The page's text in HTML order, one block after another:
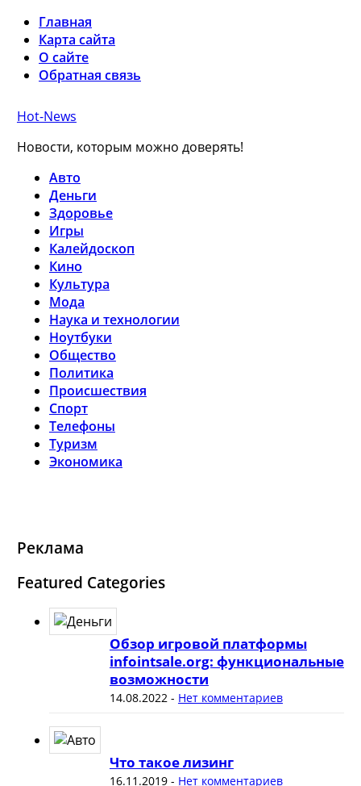
Главная
Карта сайта
О сайте
Обратная связь
Hot-News
Новости, которым можно доверять!
Авто
Деньги
Здоровье
Игры
Калейдоскоп
Кино
Культура
Мода
Наука и технологии
Ноутбуки
Общество
Политика
Происшествия
Спорт
Телефоны
Туризм
Экономика
Реклама
Featured Categories
Обзор игровой платформы
infointsale.org: функциональные
возможности
14.08.2022- Нет комментариев
Что такое лизинг
16.11.2019- Нет комментариев